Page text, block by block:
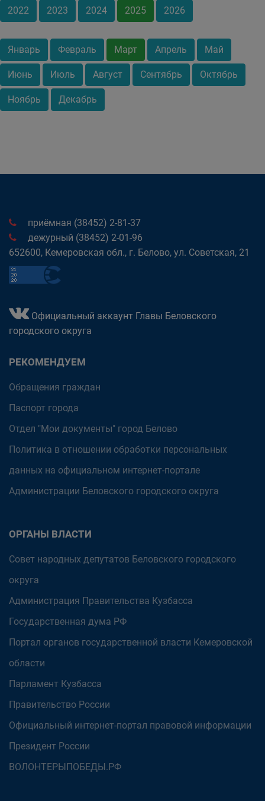
2022 2023 2024 2025 2026
Январь Февраль Март Апрель Май
Июнь Июль Август Сентябрь Октябрь
Ноябрь Декабрь
приёмная (38452) 2-81-37
дежурный (38452) 2-01-96
652600, Кемеровская обл., г. Белово, ул. Советская, 21
Официальный аккаунт Главы Беловского
городского округа
РЕКОМЕНДУЕМ
Обращения граждан
Паспорт города
Отдел "Мои документы" город Белово
Политика в отношении обработки персональных
данных на официальном интернет-портале
Администрации Беловского городского округа
ОРГАНЫ ВЛАСТИ
Совет народных депутатов Беловского городского
округа
Администрация Правительства Кузбасса
Государственная дума РФ
Портал органов государственной власти Кемеровской
области
Парламент Кузбасса
Правительство России
Официальный интернет-портал правовой информации
Президент России
ВОЛОНТЕРЫПОБЕДЫ.РФ